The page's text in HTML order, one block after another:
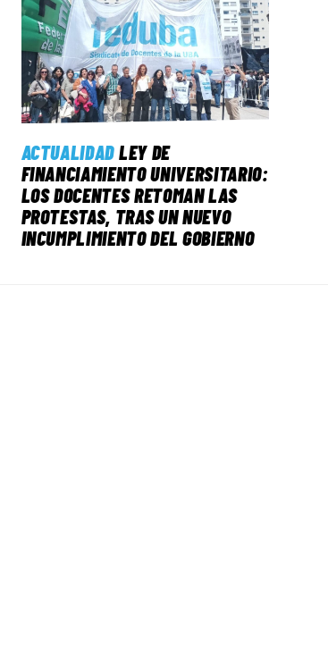
ACTUALIDADLEY DE
FINANCIAMIENTO UNIVERSITARIO:
LOS DOCENTES RETOMAN LAS
PROTESTAS, TRAS UN NUEVO
INCUMPLIMIENTO DEL GOBIERNO